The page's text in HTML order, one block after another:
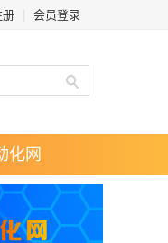
册 会员登录
化网